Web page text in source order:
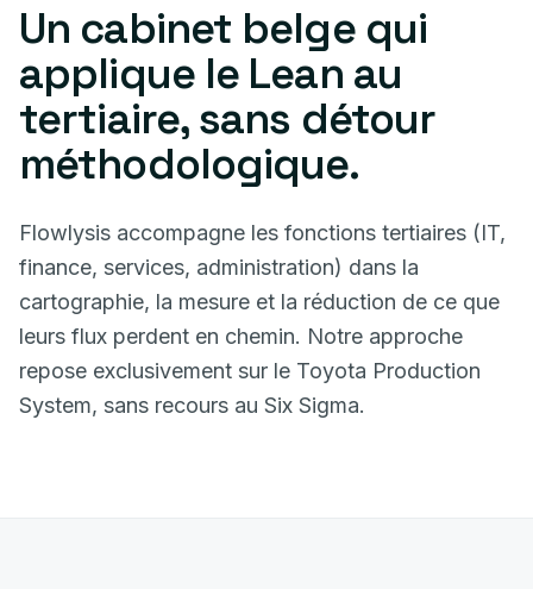
Un cabinet belge qui
applique le Lean au
tertiaire, sans détour
méthodologique.
Flowlysis accompagne les fonctions tertiaires (IT,
finance, services, administration) dans la
cartographie, la mesure et la réduction de ce que
leurs flux perdent en chemin. Notre approche
repose exclusivement sur le Toyota Production
System, sans recours au Six Sigma.